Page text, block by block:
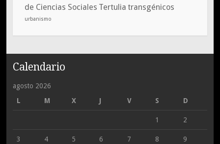
de Ciencias Sociales Tertulia transgénicos
urbanismo
Calendario
agosto 2026
L
M X J V S D
1 2
3 4 5 6 7 8 9